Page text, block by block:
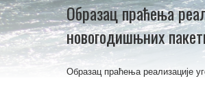
Образац праћења
новогодишњних
Образац праћења реализације